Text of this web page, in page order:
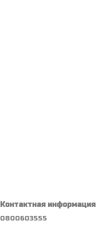
Контактная информация
0800603555